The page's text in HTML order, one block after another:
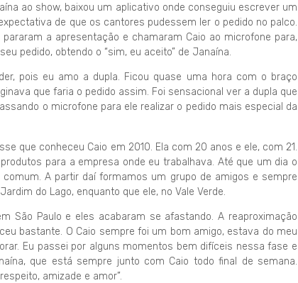
ao show, baixou um aplicativo onde conseguiu escrever um
de que os cantores pudessem ler o pedido no palco.
a apresentação e chamaram Caio ao microfone para,
pedido, obtendo o “sim, eu aceito” de Janaína.
pois eu amo a dupla. Ficou quase uma hora com o braço
que faria o pedido assim. Foi sensacional ver a dupla que
o microfone para ele realizar o pedido mais especial da
que conheceu Caio em 2010. Ela com 20 anos e ele, com 21.
para a empresa onde eu trabalhava. Até que um dia o
A partir daí formamos um grupo de amigos e sempre
do Lago, enquanto que ele, no Vale Verde.
São Paulo e eles acabaram se afastando. A reaproximação
bastante. O Caio sempre foi um bom amigo, estava do meu
Eu passei por alguns momentos bem difíceis nessa fase e
que está sempre junto com Caio todo final de semana.
amizade e amor”.